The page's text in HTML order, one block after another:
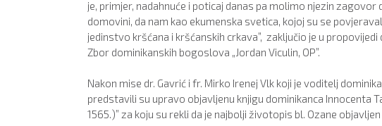
je, primjer, nadahnuće i poticaj danas pa molimo njezin
domovini, da nam kao ekumenska svetica, kojoj su se
jedinstvo kršćana i kršćanskih crkava”, zaključio je u
Zbor dominikanskih bogoslova „Jordan Viculin, OP”.
Nakon mise dr. Gavrić i fr. Mirko Irenej Vlk koji je voditelj
predstavili su upravo objavljenu knjigu dominikanca Innocenta
1565.)” za koju su rekli da je najbolji životopis bl. Ozane